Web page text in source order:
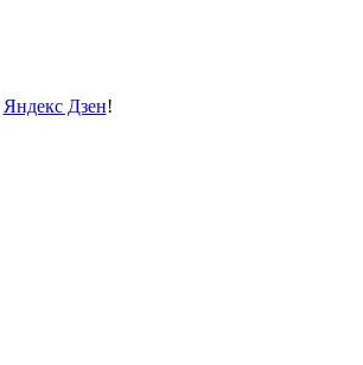
Яндекс Дзен!